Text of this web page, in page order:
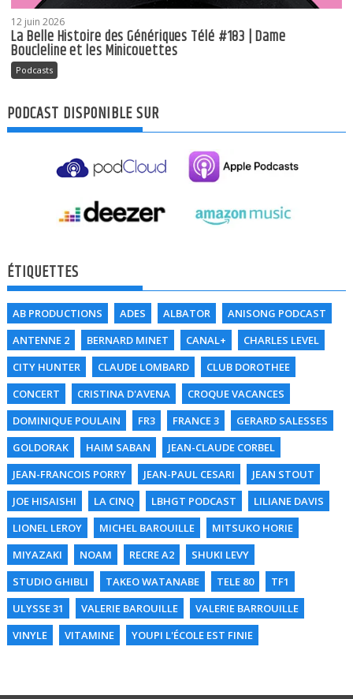
12 juin 2026
La Belle Histoire des Génériques Télé #183 | Dame
Boucleline et les Minicouettes
Podcasts
PODCAST DISPONIBLE SUR
ÉTIQUETTES
AB PRODUCTIONS ADES ALBATOR
ANISONG PODCAST
ANTENNE 2
BERNARD MINET CANAL+
CHARLES LEVEL
CITY HUNTER
CLAUDE LOMBARD
CLUB DOROTHEE
CONCERT
CRISTINA D'AVENA
CROQUE VACANCES
DOMINIQUE POULAIN
FR3 FRANCE 3
GERARD SALESSES
GOLDORAK
HAIM SABAN
JEAN-CLAUDE CORBEL
JEAN-FRANCOIS PORRY
JEAN-PAUL CESARI
JEAN STOUT
JOE HISAISHI
LA CINQ LBHGT PODCAST
LILIANE DAVIS
LIONEL LEROY
MICHEL BAROUILLE
MITSUKO HORIE
MIYAZAKI
NOAM RECRE A2
SHUKI LEVY
STUDIO GHIBLI
TAKEO WATANABE TELE 80
TF1
ULYSSE 31
VALERIE BAROUILLE
VALERIE BARROUILLE
VINYLE
VITAMINE YOUPI L'ÉCOLE EST FINIE